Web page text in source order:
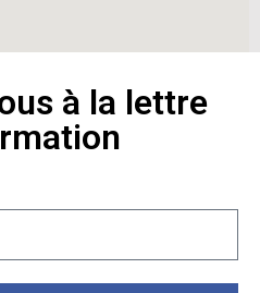
à la lettre